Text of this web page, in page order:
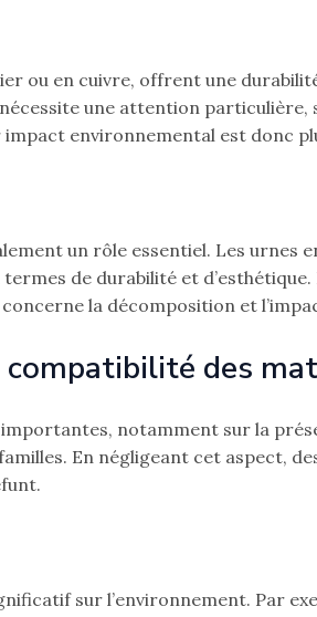
ou en cuivre, offrent une
une attention particulière,
environnemental est donc
un rôle essentiel. Les urnes
de durabilité et d’esthétique.
la décomposition et
des
notamment sur la
En négligeant cet aspect,
sur l’environnement. Par